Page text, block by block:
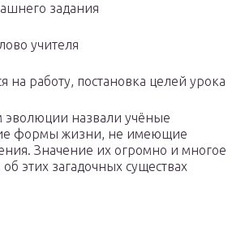
задания
учителя
на работу, постановка целей урока
назвали учёные
формы жизни, не имеющие
Значение их огромно и многое
этих загадочных существах